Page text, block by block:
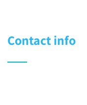
Contact info